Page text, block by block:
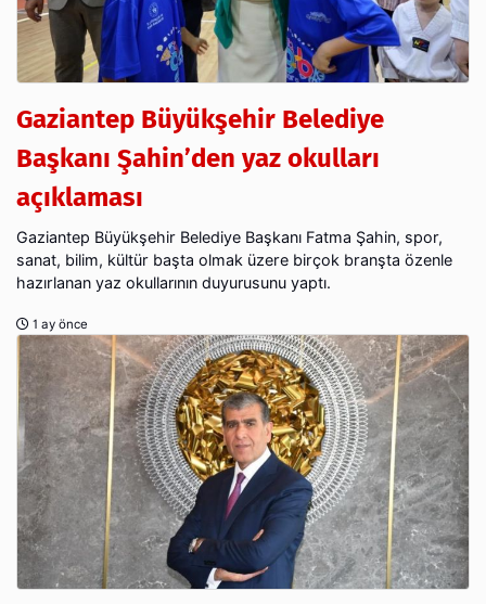
Gaziantep Büyükşehir Belediye
Başkanı Şahin’den yaz okulları
açıklaması
Gaziantep Büyükşehir Belediye Başkanı Fatma Şahin, spor,
sanat, bilim, kültür başta olmak üzere birçok branşta özenle
hazırlanan yaz okullarının duyurusunu yaptı.
1 ay önce